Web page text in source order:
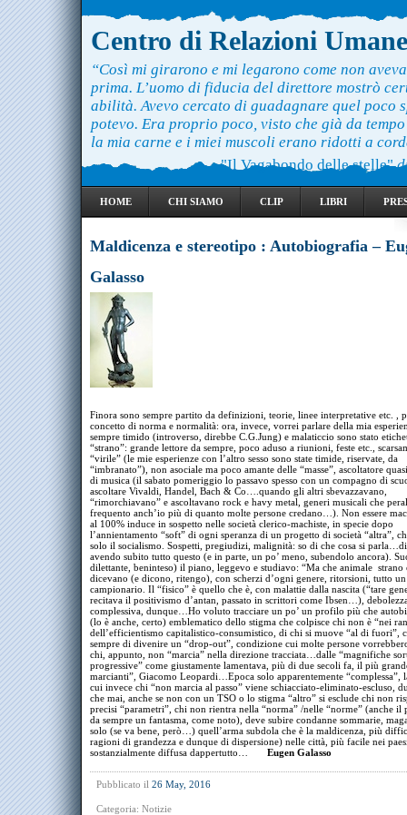
Centro di Relazioni Umane
“Così mi girarono e mi legarono come non
prima. L’uomo di fiducia del direttore mostrò
abilità. Avevo cercato di guadagnare quel poco
potevo. Era proprio poco, visto che già da
la mia carne e i miei muscoli erano ridotti a
"Il Vagabondo delle stelle"
HOME CHI SIAMO CLIP LIBRI
Maldicenza e stereotipo : Autobiografia –
Galasso
Finora sono sempre partito da definizioni, teorie, linee interpretative etc. ,
concetto di norma e normalità: ora, invece, vorrei parlare della mia
sempre timido (introverso, direbbe C.G.Jung) e malaticcio sono stato
“strano”: grande lettore da sempre, poco aduso a riunioni, feste etc.,
“virile” (le mie esperienze con l’altro sesso sono state timide, riservate, da
“imbranato”), non asociale ma poco amante delle “masse”, ascoltatore
di musica (il sabato pomeriggio lo passavo spesso con un compagno di
ascoltare Vivaldi, Handel, Bach & Co….quando gli altri sbevazzavano,
“rimorchiavano” e ascoltavano rock e havy metal, generi musicali che
frequento anch’io più di quanto molte persone credano…). Non essere
al 100% induce in sospetto nelle società clerico-machiste, in specie dopo
l’annientamento “soft” di ogni speranza di un progetto di società “altra”,
solo il socialismo. Sospetti, pregiudizi, malignità: so di che cosa si
avendo subito tutto questo (e in parte, un po’ meno, subendolo ancora).
dilettante, beninteso) il piano, leggevo e studiavo: “Ma che animale strano
dicevano (e dicono, ritengo), con scherzi d’ogni genere, ritorsioni, tutto un
campionario. Il “fisico” è quello che è, con malattie dalla nascita (“tare
recitava il positivismo d’antan, passato in scrittori come Ibsen…),
complessiva, dunque…Ho voluto tracciare un po’ un profilo più che
(lo è anche, certo) emblematico dello stigma che colpisce chi non è “nei
dell’efficientismo capitalistico-consumistico, di chi si muove “al di fuori”,
sempre di divenire un “drop-out”, condizione cui molte persone
chi, appunto, non “marcia” nella direzione tracciata…dalle “magnifiche
progressive” come giustamente lamentava, più di due secoli fa, il più
marcianti”, Giacomo Leopardi…Epoca solo apparentemente “complessa”,
cui invece chi “non marcia al passo” viene schiacciato-eliminato-escluso,
che mai, anche se non con un TSO o lo stigma “altro” si esclude chi non
precisi “parametri”, chi non rientra nella “norma” /nelle “norme” (anche il
da sempre un fantasma, come noto), deve subire condanne sommarie,
solo (se va bene, però…) quell’arma subdola che è la maldicenza, più
ragioni di grandezza e dunque di dispersione) nelle città, più facile nei
sostanzialmente diffusa dappertutto… Eugen Galasso
Pubblicato il 26 May, 2016
Categoria: Notizie